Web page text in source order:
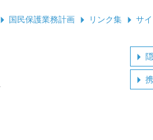
国民保護業務計画 リンク集 サ